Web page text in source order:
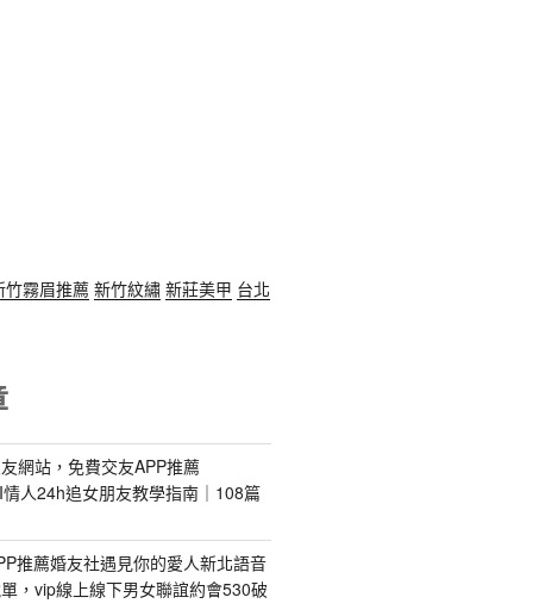
竹霧眉推薦 新竹紋繡 新莊美甲 台北
網站，免費交友APP推薦
人24h追女朋友教學指南｜108篇
推薦婚友社遇見你的愛人新北語音
，vip線上線下男女聯誼約會530破